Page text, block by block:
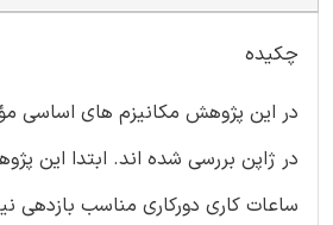
چکیده
در این پژوهش مکانیزم های اساسی
در ژاپن بررسی شده اند. ابتدا این
ساعات کاری دورکاری مناسب بازدهی